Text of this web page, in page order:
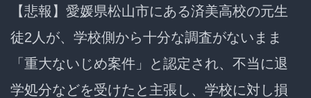
【悲報】愛媛県松山市にある済美高校の元生
徒2人が、学校側から十分な調査がないまま
「重大ないじめ案件」と認定され、不当に退
学処分などを受けたと主張し、学校に対し損